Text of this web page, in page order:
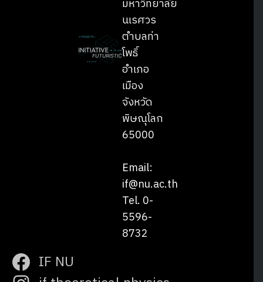
Search
มหาวิทยาลัย
นเรศวร
ตำบลท่า
โพธิ์
อำเภอ
เมือง
จังหวัด
พิษณุโลก
65000
Email:
if@nu.ac.th
Tel. 0-
5596-
8732
IF NU